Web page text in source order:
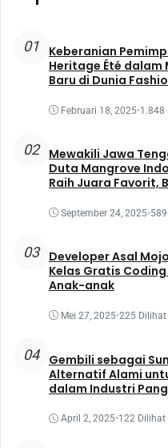
01
Keberanian
Heritage Été dalam
Baru di Dunia
Februari 18, 2025•1.848
02
Mewakili Jawa
Duta Mangrove
Raih Juara Favorit,
September 24, 2025•
03
Developer Asal
Kelas Gratis
Anak-anak
Mei 27, 2025•225 Dilihat
04
Gembili sebagai
Alternatif Alami
dalam Industri
April 2, 2025•122 Dilihat